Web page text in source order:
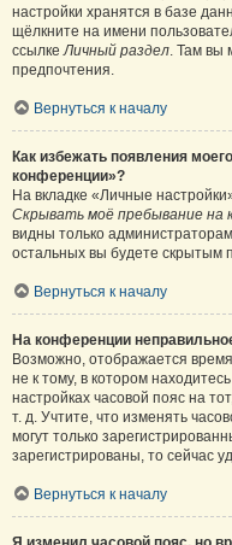
настройки хранятся в базе
щёлкните на имени
ссылкеЛичный раздел. Там вы
предпочтения.
Вернуться к началу
Как избежать появления
конференции»?
На вкладке «Личные
Скрывать моё пребывание на
видны только
остальных вы будете скрытым
Вернуться к началу
На конференции
Возможно, отображается
не к тому, в котором
настройках часовой пояс на
т. д. Учтите, что изменять
могут только
зарегистрированы, то сейчас
Вернуться к началу